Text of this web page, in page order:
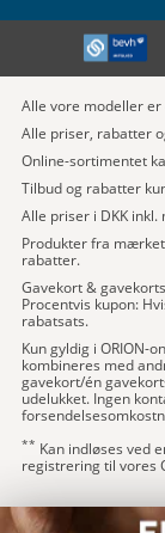
Alle vore modeller
Alle priser, rabatter
Online-sortimentet
Tilbud og rabatter
Alle priser i DKK
Produkter fra
rabatter.
Gavekort &
Procentvis kupon:
rabatsats.
Kun gyldig i ORION-
kombineres med
gavekort/én
udelukket. Ingen
** Kan indløses ved
registrering til vores